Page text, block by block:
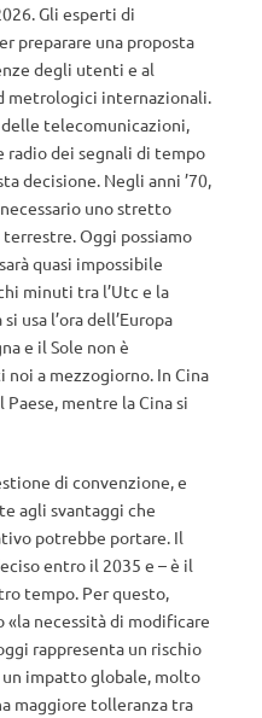
Gli esperti di
preparare una proposta
degli utenti e al
metrologici internazionali.
telecomunicazioni,
radio dei segnali di tempo
decisione. Negli anni ’70,
uno stretto
Oggi possiamo
quasi impossibile
minuti tra l’Utc e la
usa l’ora dell’Europa
e il Sole non è
a mezzogiorno. In Cina
mentre la Cina si
di convenzione, e
agli svantaggi che
potrebbe portare. Il
entro il 2035 e – è il
tempo. Per questo,
necessità di modificare
rappresenta un rischio
un impatto globale, molto
maggiore tolleranza tra